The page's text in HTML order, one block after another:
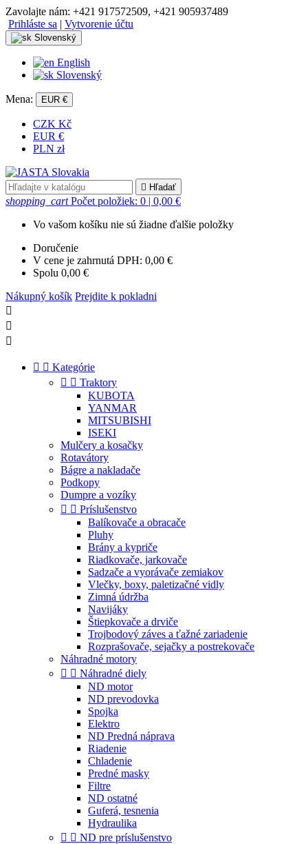
Zavolajte nám: +421 917572509, +421 905937489
Prihláste sa | Vytvorenie účtu
Slovenský
English
Slovenský
Mena: EUR €
CZK Kč
EUR €
PLN zł
 Hľadať
shopping_cart Počet položiek: 0 | 0,00 €
Vo vašom košíku nie sú žiadne ďalšie položky
Doručenie
V cene je zahrnutá DPH: 0,00 €
Spolu 0,00 €
Nákupný košík Prejdite k pokladni



  Kategórie
  Traktory
KUBOTA
YANMAR
MITSUBISHI
ISEKI
Mulčery a kosačky
Rotavátory
Bágre a nakladače
Podkopy
Dumpre a vozíky
  Príslušenstvo
Balíkovače a obracače
Pluhy
Brány a kypriče
Riadkovače, jarkovače
Sadzače a vyorávače zemiakov
Vlečky, boxy, paletizačné vidly
Zimná údržba
Navijáky
Štiepkovače a drviče
Trojbodový záves a ťažné zariadenie
Rozprašovače, sejačky a postrekovače
Náhradné motory
  Náhradné diely
ND motor
ND prevodovka
Spojka
Elektro
ND Predná náprava
Riadenie
Chladenie
Predné masky
Filtre
ND ostatné
Guferá, tesnenia
Hydraulika
  ND pre príslušenstvo